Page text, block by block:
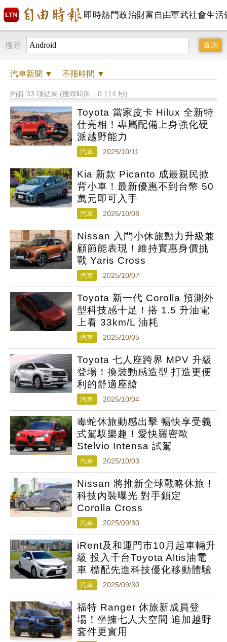
即時熱門政治財富自由軍武社會生活
搜尋
汽車新聞 ▼ 不限時間 ▼
約有 33 項結果 (搜尋時間：0.114 秒)
Toyota 當家皮卡 Hilux 全新特
仕亮相！專屬配備上身強化硬
派越野能力
汽車 2025/10/11
Kia 新款 Picanto 成最親民掀
背小車！最新優惠不到台幣 50
萬元即可入手
汽車 2025/10/08
Nissan 入門小休旅動力升級兼
顧節能表現！維持實惠身價挑
戰 Yaris Cross
汽車 2025/10/07
Toyota 新一代 Corolla 預測外
型科技感十足！搭 1.5 升油電
上看 33km/L 油耗
汽車 2025/10/05
Toyota 七人座跨界 MPV 升級
登場！換裝動感造型 打造更便
利的舒適座艙
汽車 2025/10/04
毒蛇休旅動感出擊 暢快享受義
式駕馭樂趣！愛快羅密歐
Stelvio Intensa 試駕
汽車 2025/10/03
Nissan 將推新全球戰略休旅！
科技內裝曝光 對手鎖定
Corolla Cross
汽車 2025/09/30
iRent及和運門市10月起車輛升
級 投入千台Toyota Altis油電
車 標配先進科技優化移動體驗
汽車 2025/09/30
福特 Ranger 休旅新成員登
場！坐擁七人大空間 追加越野
套件更實用